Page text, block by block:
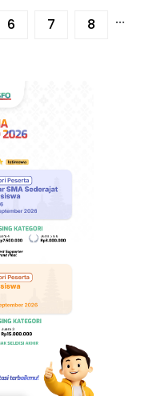
6 7
8
...